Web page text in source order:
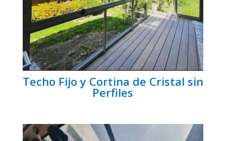
Techo Fijo y Cortina de Cristal sin
Perfiles